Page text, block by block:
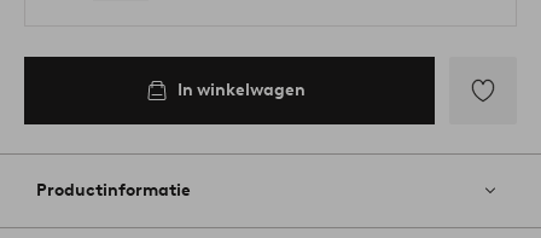
In winkelwagen
aan
Productinformatie